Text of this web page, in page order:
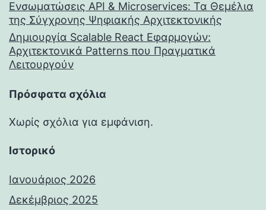
Ενσωματώσεις API & Microservices: Τα Θεμέλια
της Σύγχρονης Ψηφιακής Αρχιτεκτονικής
Δημιουργία Scalable React Εφαρμογών:
Αρχιτεκτονικά Patterns που Πραγματικά
Λειτουργούν
Πρόσφατα σχόλια
Χωρίς σχόλια για εμφάνιση.
Ιστορικό
Ιανουάριος 2026
Δεκέμβριος 2025